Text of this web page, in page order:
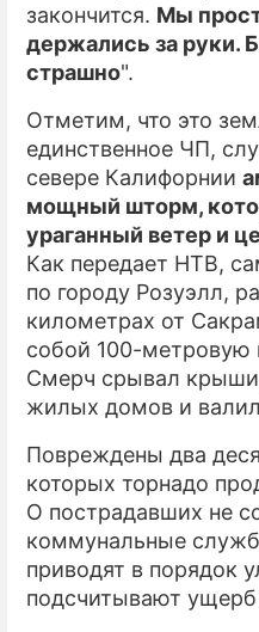
закончится. Мы
держались за руки.
страшно".
Отметим, что это
единственное ЧП,
севере Калифорнии
мощный шторм,
ураганный ветер и
Как передает НТВ,
по городу Розуэлл,
километрах от
собой 100-метровую
Смерч срывал
жилых домов и
Повреждены два
которых торнадо
О пострадавших не
коммунальные
приводят в порядок
подсчитывают ущерб